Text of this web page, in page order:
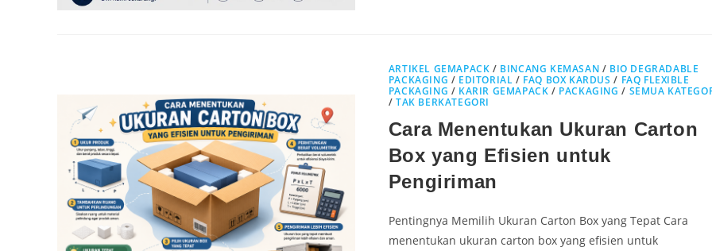
ARTIKEL GEMAPACK / BINCANG KEMASAN / BIO DEGRADABLE
PACKAGING / EDITORIAL / FAQ BOX KARDUS / FAQ FLEXIBLE
PACKAGING / KARIR GEMAPACK / PACKAGING / SEMUA
/TAK BERKATEGORI
Cara Menentukan Ukuran Carton
Box yang Efisien untuk
Pengiriman
Pentingnya Memilih Ukuran Carton Box yang Tepat Cara
menentukan ukuran carton box yang efisien untuk